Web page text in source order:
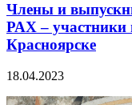
Члены и
РАХ – участники
Красноярске
18.04.2023